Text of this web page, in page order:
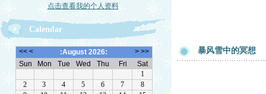
点击查看我的个人资料
Calendar
暴风雪中的冥想